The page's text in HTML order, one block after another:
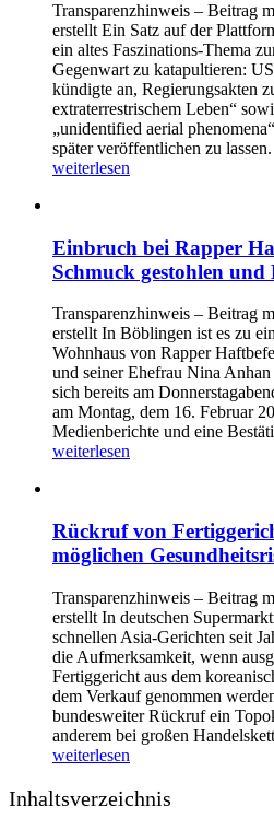
Transparenzhinweis – Beitrag
erstellt Ein Satz auf der
ein altes Faszinations-Thema
Gegenwart zu katapultieren:
kündigte an, Regierungsakten
extraterrestrischem Leben“
„unidentified aerial
später veröffentlichen zu
weiterlesen
Einbruch bei Rapper
Schmuck gestohlen
Transparenzhinweis – Beitrag
erstellt In Böblingen ist es zu
Wohnhaus von Rapper
und seiner Ehefrau Nina
sich bereits am
am Montag, dem 16. Februar
Medienberichte und eine
weiterlesen
Rückruf von
möglichen
Transparenzhinweis – Beitrag
erstellt In deutschen
schnellen Asia-Gerichten seit
die Aufmerksamkeit, wenn
Fertiggericht aus dem
dem Verkauf genommen
bundesweiter Rückruf ein
anderem bei großen
weiterlesen
Inhaltsverzeichnis